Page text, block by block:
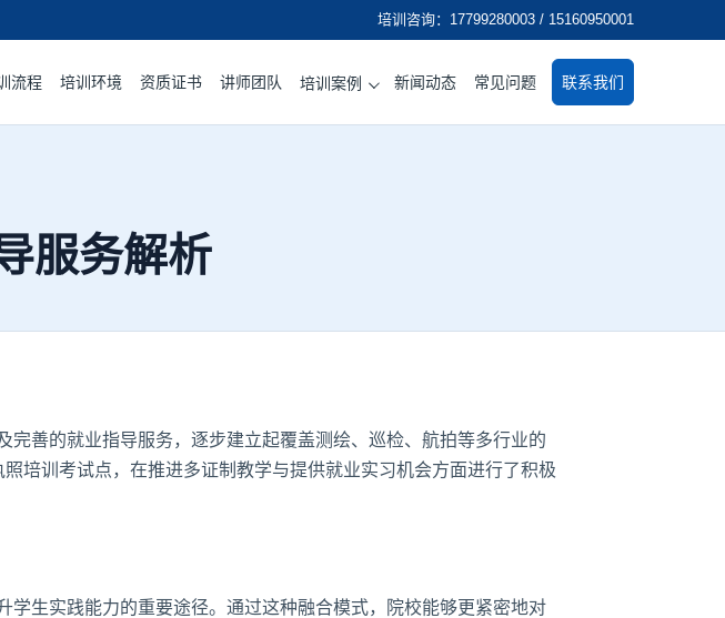
培训咨询：17799280003 / 15160950001
流程 培训环境 资质证书 讲师团队 培训案例 新闻动态 常见问题 联系我们
服务解析
完善的就业指导服务，逐步建立起覆盖测绘、巡检、航拍等多行业的
培训考试点，在推进多证制教学与提供就业实习机会方面进行了积极
学生实践能力的重要途径。通过这种融合模式，院校能够更紧密地对